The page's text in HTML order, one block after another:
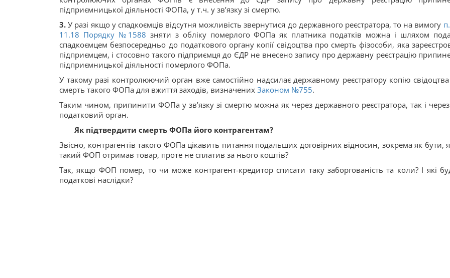
підприємницької діяльності ФОПа, у т.ч. у зв’язку зі смертю.
3. У разі якщо у спадкоємців відсутня можливість звернутися до державного реєстратора, то на вимогу
11.18 Порядку №1588 зняти з обліку померлого ФОПа як платника податків можна і шляхом
спадкоємцем безпосередньо до податкового органу копії свідоцтва про смерть фізособи, яка
підприємцем, і стосовно такого підприємця до ЄДР не внесено запису про державну реєстрацію
підприємницької діяльності померлого ФОПа.
У такому разі контролюючий орган вже самостійно надсилає державному реєстратору копію
смерть такого ФОПа для вжиття заходів, визначених Законом №755.
Таким чином, припинити ФОПа у зв’язку зі смертю можна як через державного реєстратора, так і
податковий орган.
Як підтвердити смерть ФОПа його контрагентам?
Звісно, контрагентів такого ФОПа цікавить питання подальших договірних відносин, зокрема як бути,
такий ФОП отримав товар, проте не сплатив за нього коштів?
Так, якщо ФОП помер, то чи може контрагент-кредитор списати таку заборгованість та коли? І які
податкові наслідки?